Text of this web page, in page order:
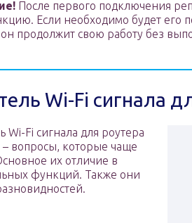
После первого подключения
Если необходимо будет его
продолжит свою работу без
Wi-Fi сигнала
Wi-Fi сигнала для роутера
вопросы, которые чаще
их отличие в
функций. Также они